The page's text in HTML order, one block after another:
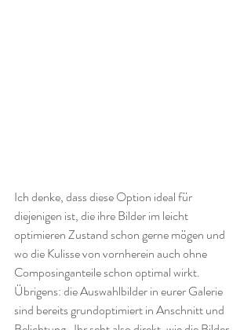
Ich denke, dass diese Option ideal für
diejenigen ist, die ihre Bilder im leicht
optimieren Zustand schon gerne mögen und
wo die Kulisse von vornherein auch ohne
Composinganteile schon optimal wirkt.
Übrigens: die Auswahlbilder in eurer Galerie
sind bereits grundoptimiert in Anschnitt und